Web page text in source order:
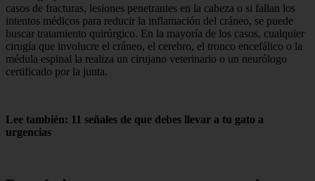
casos de fracturas, lesiones penetrantes en la cabeza o si fallan los
intentos médicos para reducir la inflamación del cráneo, se puede
buscar tratamiento quirúrgico. En la mayoría de los casos, cualquier
cirugía que involucre el cráneo, el cerebro, el tronco encefálico o la
médula espinal la realiza un cirujano veterinario o un neurólogo
certificado por la junta.
Lee también: 11 señales de que debes llevar a tu gato a
urgencias